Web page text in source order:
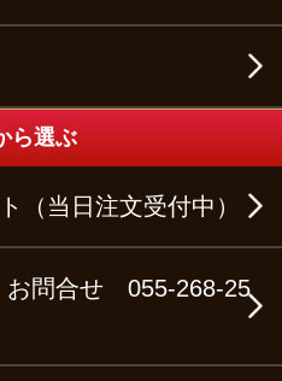
ら選ぶ
（当日注文受付中）
問合せ 055-268-25